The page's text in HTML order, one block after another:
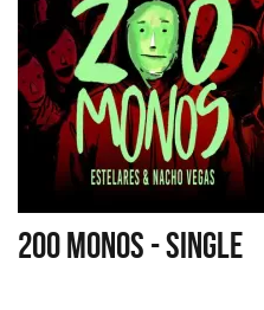
200 MONOS - SINGLE